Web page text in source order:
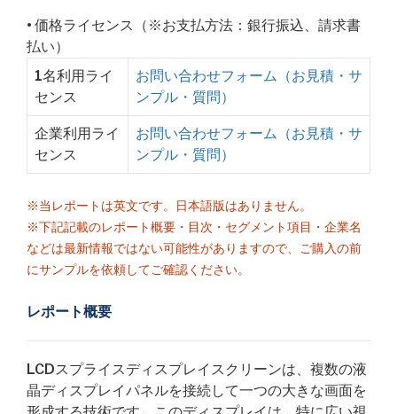
• 価格ライセンス（※お支払方法：銀行振込、請求書
払い）
1名利用ライ
センス
お問い合わせフォーム（お見積・サ
ンプル・質問）
企業利用ライ
センス
お問い合わせフォーム（お見積・サ
ンプル・質問）
※当レポートは英文です。日本語版はありません。
※下記記載のレポート概要・目次・セグメント項目・企業名
などは最新情報ではない可能性がありますので、ご購入の前
にサンプルを依頼してご確認ください。
レポート概要
LCDスプライスディスプレイスクリーンは、複数の液
晶ディスプレイパネルを接続して一つの大きな画面を